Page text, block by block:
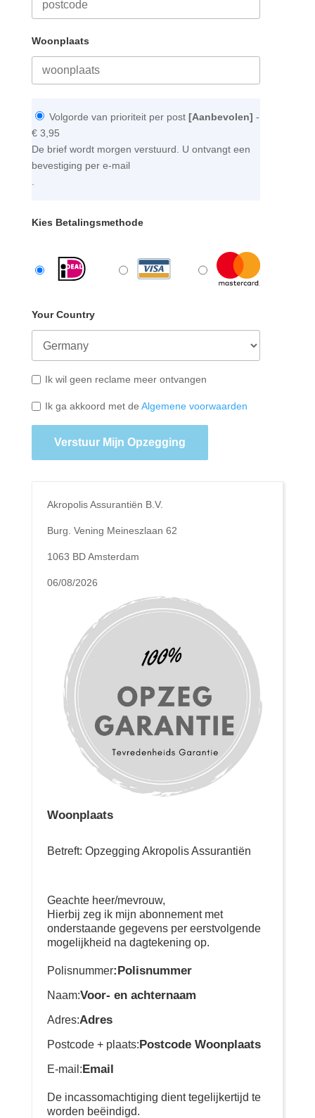
Woonplaats
Volgorde van prioriteit per post [Aanbevolen] -
€ 3,95
De brief wordt morgen verstuurd. U ontvangt een
bevestiging per e-mail
.
Kies Betalingsmethode
Your Country
Ik wil geen reclame meer ontvangen
Ik ga akkoord met de Algemene voorwaarden
Verstuur Mijn Opzegging
Akropolis Assurantiën B.V.
Burg. Vening Meineszlaan 62
1063 BD Amsterdam
06/08/2026
Woonplaats
Betreft: Opzegging Akropolis Assurantiën
Geachte heer/mevrouw,
Hierbij zeg ik mijn abonnement met
onderstaande gegevens per eerstvolgende
mogelijkheid na dagtekening op.
Polisnummer:Polisnummer
Naam:Voor- en achternaam
Adres:Adres
Postcode + plaats:Postcode Woonplaats
E-mail:Email
De incassomachtiging dient tegelijkertijd te
worden beëindigd.